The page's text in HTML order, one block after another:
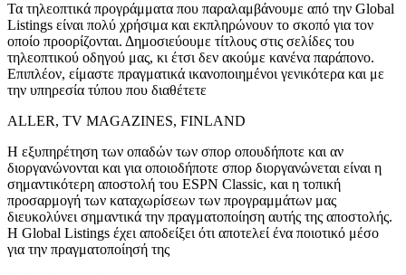
Τα τηλεοπτικά προγράμματα που παραλαμβάνουμε από την Global
Listings είναι πολύ χρήσιμα και εκπληρώνουν το σκοπό για τον
οποίο προορίζονται. Δημοσιεύουμε τίτλους στις σελίδες του
τηλεοπτικού οδηγού μας, κι έτσι δεν ακούμε κανένα παράπονο.
Επιπλέον, είμαστε πραγματικά ικανοποιημένοι γενικότερα και με
την υπηρεσία τύπου που διαθέτετε
ALLER, TV MAGAZINES, FINLAND
Η εξυπηρέτηση των οπαδών των σπορ οπουδήποτε και αν
διοργανώνονται και για οποιοδήποτε σπορ διοργανώνεται είναι η
σημαντικότερη αποστολή του ESPN Classic, και η τοπική
προσαρμογή των καταχωρίσεων των προγραμμάτων μας
διευκολύνει σημαντικά την πραγματοποίηση αυτής της αποστολής.
Η Global Listings έχει αποδείξει ότι αποτελεί ένα ποιοτικό μέσο
για την πραγματοποίησή της